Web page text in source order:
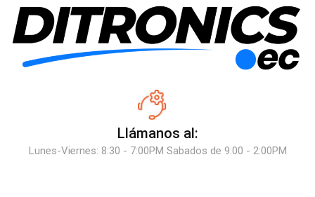
Llámanos al:
Lunes-Viernes: 8:30 - 7:00PM Sabados de 9:00 - 2:00PM